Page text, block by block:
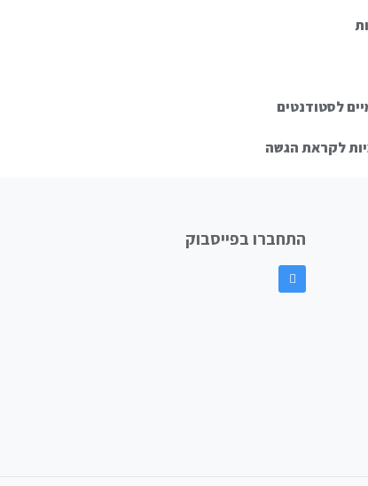
לסטודנטים
לקראת הגשה
התחברו בפייסבוק